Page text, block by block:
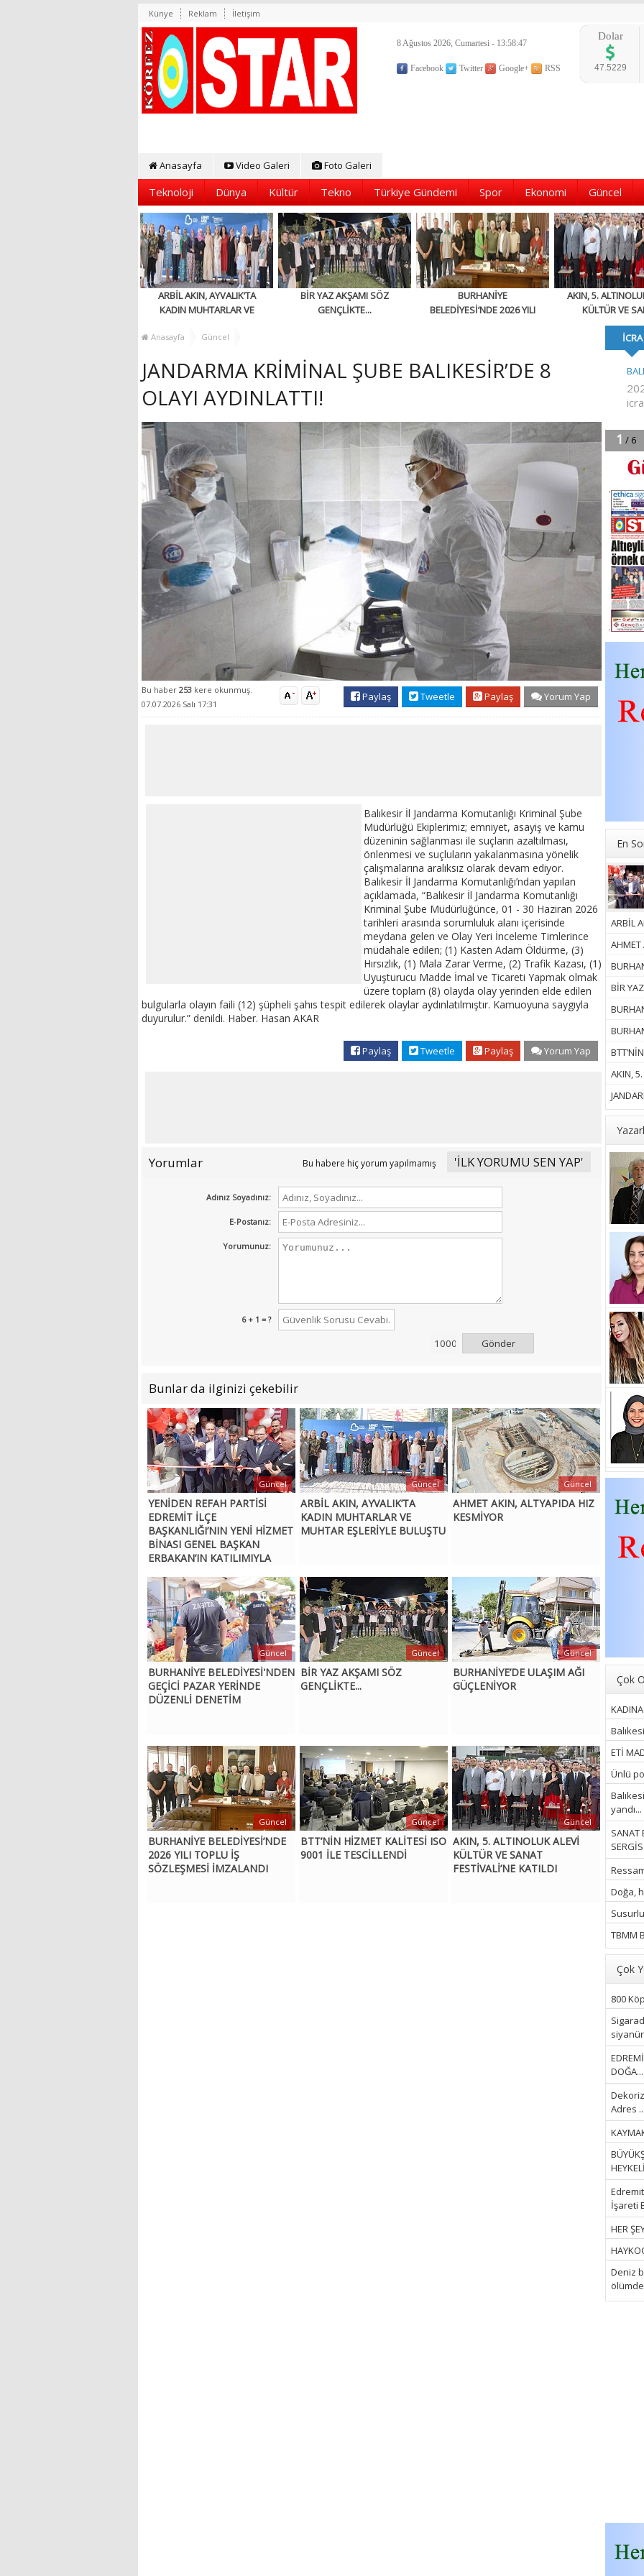
Künye Reklam İletişim
8 Ağustos 2026, Cumartesi - 13:58:49
Facebook Twitter Google+ RSS
Dolar
47.5229
Anasayfa Video Galeri Foto Galeri
Teknoloji Dünya Kültür Tekno Türkiye Gündemi Spor Ekonomi Güncel
ARBİL AKIN, AYVALIK’TA
KADIN MUHTARLAR VE
BULUŞTU
BİR YAZ AKŞAMI SÖZ
GENÇLİKTE...
BURHANİYE
BELEDİYESİ’NDE 2026 YILI
AKIN, 5.
KÜLTÜR VE
FESTİVALİ’NE
En
ARBİL
AHMET
BİR
AKIN,
Çok
ETİ
Ünlü
yandı...
SANAT
Doğa,
TBMM
Çok
800
DOĞA...
Adres ...
İşareti
HER
Deniz
Anasayfa Güncel
JANDARMA KRİMİNAL ŞUBE BALIKESİR’DE 8
OLAYI AYDINLATTI!
Bu haber 253 kere okunmuş.
07.07.2026 Salı 17:31
Paylaş Tweetle Paylaş Yorum Yap
Balıkesir İl Jandarma Komutanlığı Kriminal Şube
Müdürlüğü Ekiplerimiz; emniyet, asayiş ve kamu
düzeninin sağlanması ile suçların azaltılması,
önlenmesi ve suçluların yakalanmasına yönelik
çalışmalarına aralıksız olarak devam ediyor.
Balıkesir İl Jandarma Komutanlığı’ndan yapılan
açıklamada, “Balıkesir İl Jandarma Komutanlığı
Kriminal Şube Müdürlüğünce, 01 - 30 Haziran 2026
tarihleri arasında sorumluluk alanı içerisinde
meydana gelen ve Olay Yeri İnceleme Timlerince
müdahale edilen; (1) Kasten Adam Öldürme, (3)
Hırsızlık, (1) Mala Zarar Verme, (2) Trafik Kazası, (1)
Uyuşturucu Madde İmal ve Ticareti Yapmak olmak
üzere toplam (8) olayda olay yerinden elde edilen
bulgularla olayın faili (12) şüpheli şahıs tespit edilerek olaylar aydınlatılmıştır. Kamuoyuna saygıyla
duyurulur.” denildi. Haber. Hasan AKAR
Paylaş Tweetle Paylaş Yorum Yap
Yorumlar Bu habere hiç yorum yapılmamış 'İLK YORUMU SEN YAP'
Adınız Soyadınız:
E-Postanız:
Yorumunuz:
6 + 1 = ?
Gönder
Bunlar da ilginizi çekebilir
YENİDEN REFAH PARTİSİ
EDREMİT İLÇE
BAŞKANLIĞI’NIN YENİ HİZMET
BİNASI GENEL BAŞKAN
ERBAKAN’IN KATILIMIYLA
Güncel
ARBİL AKIN, AYVALIK’TA
KADIN MUHTARLAR VE
MUHTAR EŞLERİYLE BULUŞTU
Güncel
AHMET AKIN, ALTYAPIDA HIZ
KESMİYOR
Güncel
BURHANİYE BELEDİYESİ'NDEN
GEÇİCİ PAZAR YERİNDE
DÜZENLİ DENETİM
Güncel
BİR YAZ AKŞAMI SÖZ
GENÇLİKTE...
Güncel
BURHANİYE’DE ULAŞIM AĞI
GÜÇLENİYOR
Güncel
BURHANİYE BELEDİYESİ’NDE
2026 YILI TOPLU İŞ
SÖZLEŞMESİ İMZALANDI
Güncel
BTT’NİN HİZMET KALİTESİ ISO
9001 İLE TESCİLLENDİ
Güncel
AKIN, 5. ALTINOLUK ALEVİ
KÜLTÜR VE SANAT
FESTİVALİ’NE KATILDI
Güncel